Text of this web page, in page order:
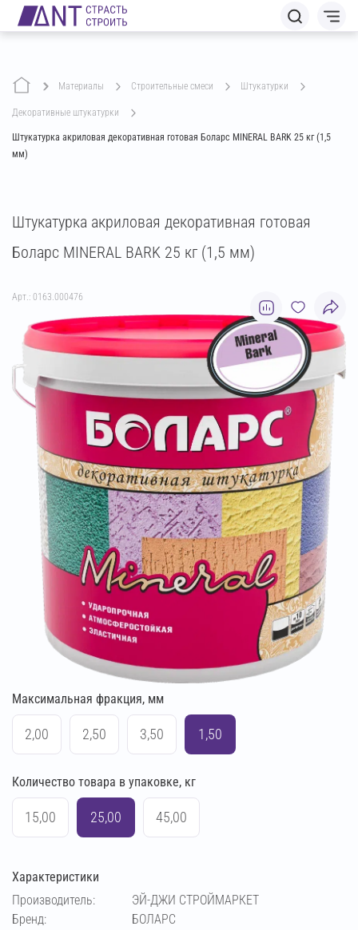
Материалы строительные смеси штукатурки
декоративные штукатурки
Штукатурка акриловая декоративная готовая Боларс MINERAL BARK 25 кг (1,5
мм)
Штукатурка акриловая декоративная готовая
Боларс MINERAL BARK 25 кг (1,5 мм)
Арт.: 0163.000476
Максимальная фракция, мм
2,00 2,50 3,50 1,50
Количество товара в упаковке, кг
15,00 25,00 45,00
Характеристики
Производитель:
ЭЙ-ДЖИ СТРОЙМАРКЕТ
Бренд:
БОЛАРС